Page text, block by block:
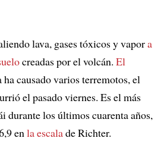
lava, gases tóxicos y vapora
creadas por el volcán. El
causado varios terremotos, el
el pasado viernes. Es el más
durante los últimos cuarenta años,
enla escalade Richter.